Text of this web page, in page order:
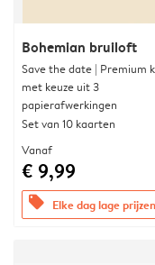
Bohemian bruiloft
Save the date | Premium
met keuze uit 3
papierafwerkingen
Set van 10 kaarten
Vanaf
€ 9,99
offers Elke dag lage prijzen